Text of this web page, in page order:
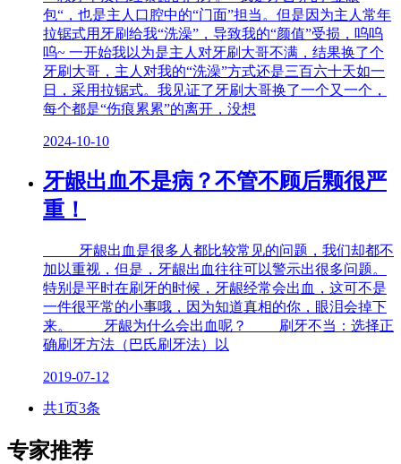
包“，也是主人口腔中的“门面”担当。但是因为主人常年
拉锯式用牙刷给我“洗澡”，导致我的“颜值”受损，呜呜
呜~ 一开始我以为是主人对牙刷大哥不满，结果换了个
牙刷大哥，主人对我的“洗澡”方式还是三百六十天如一
日，采用拉锯式。我见证了牙刷大哥换了一个又一个，
每个都是“伤痕累累”的离开，没想
2024-10-10
牙龈出血不是病？不管不顾后颗很严
重！
牙龈出血是很多人都比较常见的问题，我们却都不
加以重视，但是，牙龈出血往往可以警示出很多问题。
特别是平时在刷牙的时候，牙龈经常会出血，这可不是
一件很平常的小事哦，因为知道真相的你，眼泪会掉下
来。 牙龈为什么会出血呢？ 刷牙不当：选择正
确刷牙方法（巴氏刷牙法）以
2019-07-12
共1页3条
专家推荐